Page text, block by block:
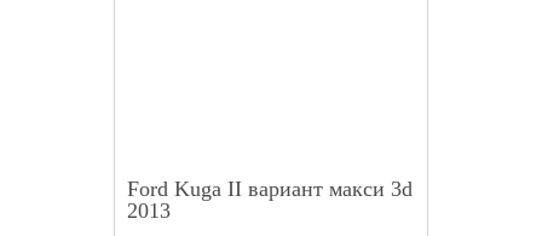
Ford Kuga II вариант макси 3d
2013